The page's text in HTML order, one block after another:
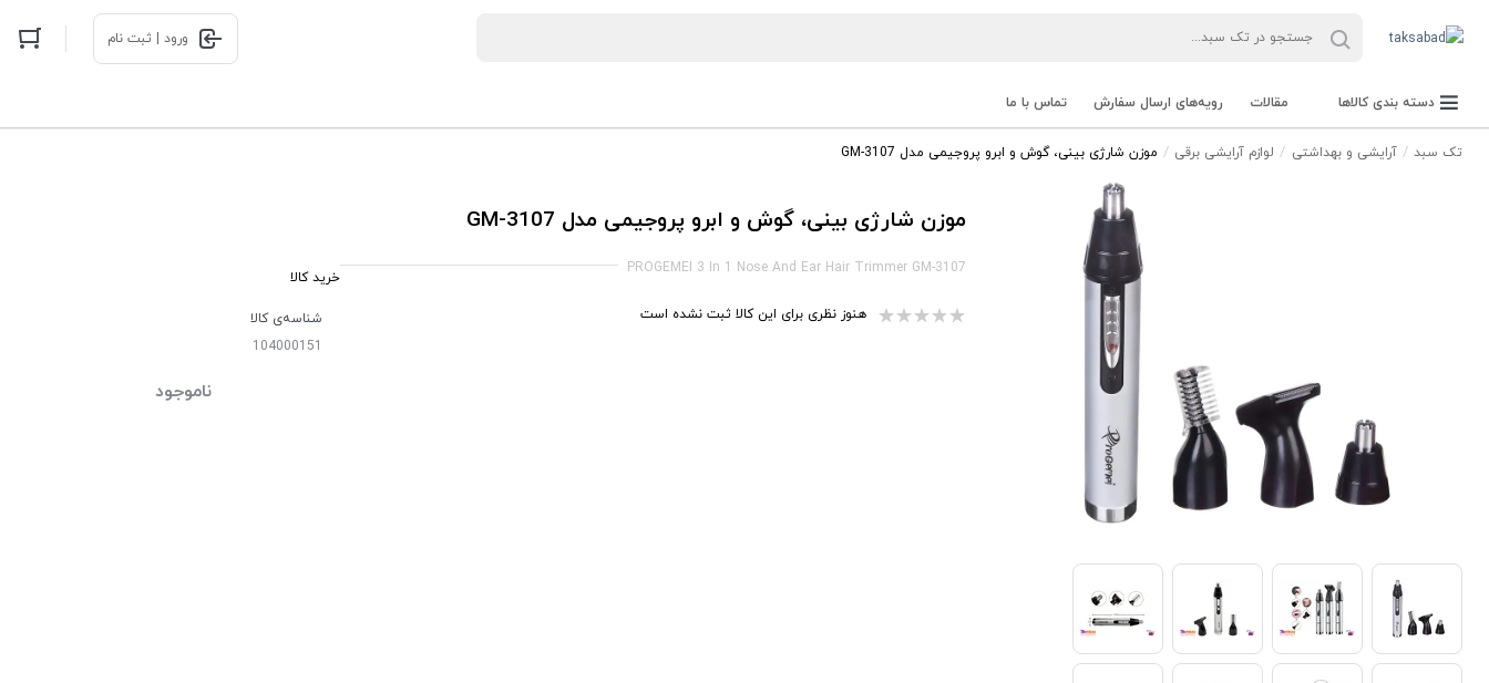
ورود | ثبت نام
دسته بندی کالاها مقالات رویه‌های ارسال سفارش تماس با ما
تک سبد آرایشی و بهداشتی لوازم آرایشی برقی موزن شارژی بینی، گوش و ابرو پروجیمی مدل GM-3107
موزن شارژی بینی، گوش و ابرو پروجیمی مدل GM-3107
PROGEMEI 3 In 1 Nose And Ear Hair Trimmer GM-3107
هنوز نظری برای این کالا ثبت نشده است
خرید کالا
شناسه‌ی کالا
104000151
ناموجود